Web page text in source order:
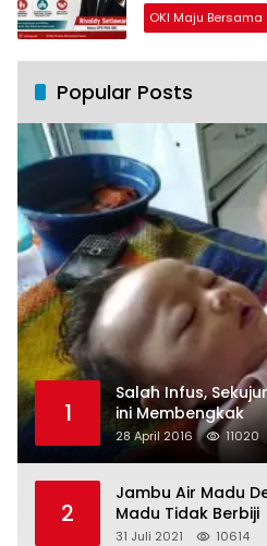
OKI Maju Bersama
Popular Posts
1
Salah Infus,
ini Membengkak
28 April 2016 11020
2
Jambu Air Madu
Madu Tidak Berbiji
31 Juli 2021 10614